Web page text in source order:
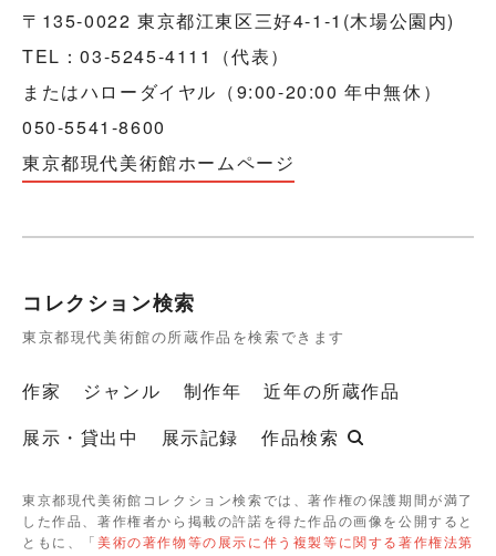
〒135-0022 東京都江東区三好4-1-1(木場公園内)
TEL：03-5245-4111（代表）
またはハローダイヤル（9:00-20:00 年中無休）
050-5541-8600
東京都現代美術館ホームページ
コレクション検索
東京都現代美術館の所蔵作品を検索できます
作家 ジャンル 制作年
近年の所蔵作品
展示・貸出中
展示記録 作品検索
東京都現代美術館コレクション検索では、著作権の保護期間が満了
した作品、著作権者から掲載の許諾を得た作品の画像を公開すると
ともに、「美術の著作物等の展示に伴う複製等に関する著作権法第